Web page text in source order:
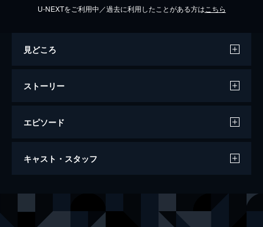
U-NEXTをご利用中／過去に利用したことがある方は こちら
見どころ
ストーリー
エピソード
#1 倉永晴之、毎日 毎日 とげだらけ
電話に日々追われている。そこにまた新たな
と、現れたのは白銀佳代。
キャスト・スタッフ
倉永裕美 西田尚美